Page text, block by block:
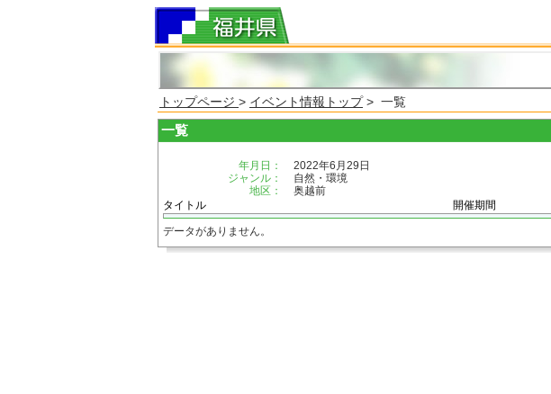
トップページ > イベント情報トップ> 一覧
一覧
年月日：
2022年6月29日
ジャンル：
自然・環境
地区：
奥越前
タイトル
開催期間
データがありません。